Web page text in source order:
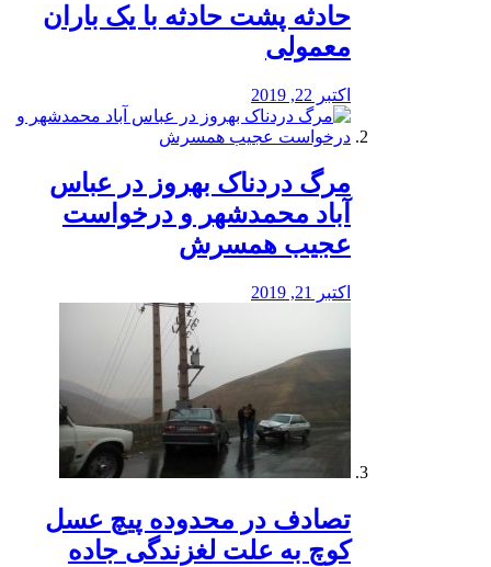
️حادثه پشت حادثه با یک باران
معمولی
اکتبر 22, 2019
مرگ دردناک بهروز در عباس
آباد محمدشهر و درخواست
عجیب همسرش
اکتبر 21, 2019
تصادف در محدوده پیچ عسل
کوچ به علت لغزندگی جاده